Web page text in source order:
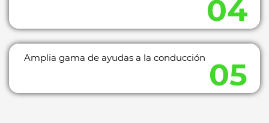
Amplia gama de ayudas a la conducción